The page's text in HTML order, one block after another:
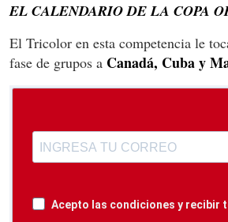
EL CALENDARIO DE LA COPA
El Tricolor en esta competencia le
fase de grupos a Canadá, Cuba y
Acepto las condiciones y recibir